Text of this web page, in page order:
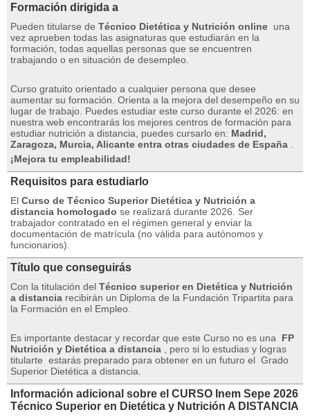
Formación dirigida a
Pueden titularse de Técnico Dietética y Nutrición online una
vez aprueben todas las asignaturas que estudiarán en la
formación, todas aquellas personas que se encuentren
trabajando o en situación de desempleo.
Curso gratuito orientado a cualquier persona que desee
aumentar su formación. Orienta a la mejora del desempeño en su
lugar de trabajo. Puedes estudiar este curso durante el 2026: en
nuestra web encontrarás los mejores centros de formación para
estudiar nutrición a distancia, puedes cursarlo en: Madrid,
Zaragoza, Murcia, Alicante entra otras ciudades de España
¡Mejora tu empleabilidad!
Requisitos para estudiarlo
El Curso de Técnico Superior Dietética y Nutrición a
distancia homologado se realizará durante 2026. Ser
trabajador contratado en el régimen general y enviar la
documentación de matrícula (no válida para autónomos y
funcionarios).
Título que conseguirás
Con la titulación del Técnico superior en Dietética y Nutrición
a distancia recibirán un Diploma de la Fundación Tripartita para
la Formación en el Empleo.
Es importante destacar y recordar que este Curso no es una FP
Nutrición y Dietética a distancia , pero si lo estudias y logras
titularte estarás preparado para obtener en un futuro el Grado
Superior Dietética a distancia.
Información adicional sobre el CURSO Inem Sepe 2026
Técnico Superior en Dietética y Nutrición A DISTANCIA